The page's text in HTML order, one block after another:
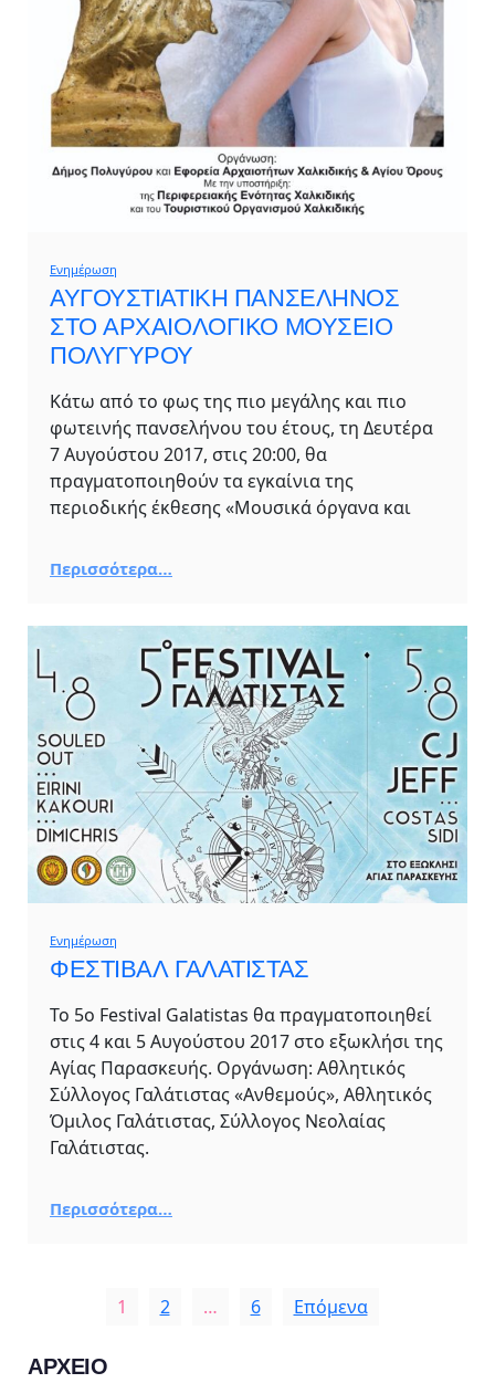
Ενημέρωση
ΑΥΓΟΥΣΤΙΑΤΙΚΗ ΠΑΝΣΕΛΗΝΟΣ
ΣΤΟ ΑΡΧΑΙΟΛΟΓΙΚΟ ΜΟΥΣΕΙΟ
ΠΟΛΥΓΥΡΟΥ
Κάτω από το φως της πιο μεγάλης και πιο
φωτεινής πανσελήνου του έτους, τη Δευτέρα
7 Αυγούστου 2017, στις 20:00, θα
πραγματοποιηθούν τα εγκαίνια της
περιοδικής έκθεσης «Μουσικά όργανα και
Περισσότερα…
Ενημέρωση
ΦΕΣΤΙΒΑΛ ΓΑΛΑΤΙΣΤΑΣ
Το 5ο Festival Galatistas θα πραγματοποιηθεί
στις 4 και 5 Αυγούστου 2017 στο εξωκλήσι της
Αγίας Παρασκευής. Οργάνωση: Αθλητικός
Σύλλογος Γαλάτιστας «Ανθεμούς», Αθλητικός
Όμιλος Γαλάτιστας, Σύλλογος Νεολαίας
Γαλάτιστας.
Περισσότερα…
1 2 … 6 Επόμενα
ΑΡΧΕΙΟ